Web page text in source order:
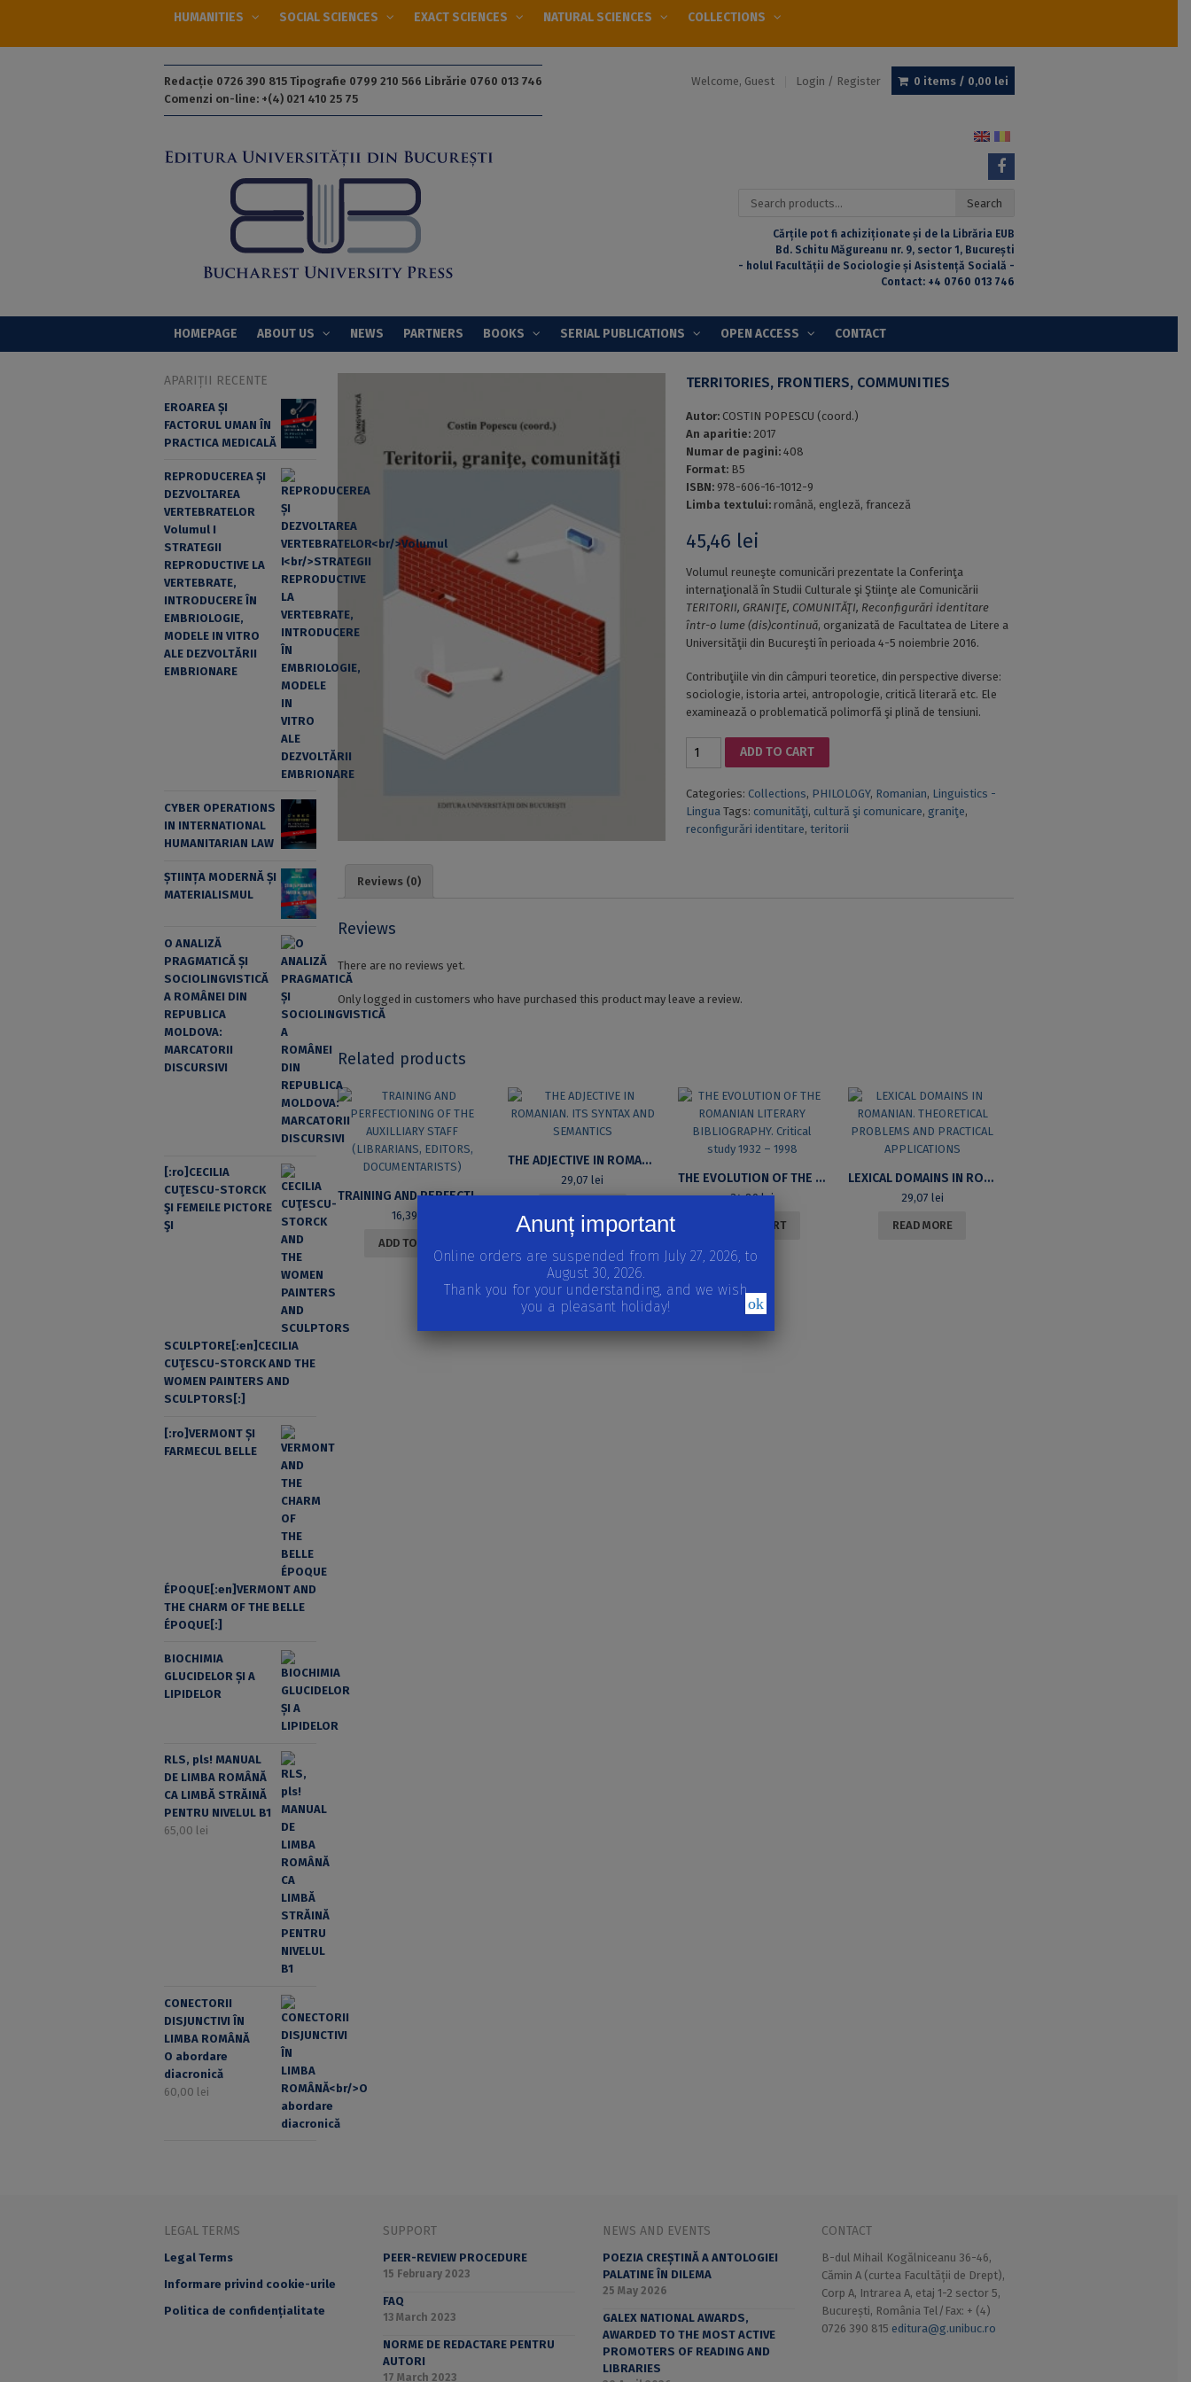
HUMANITIES SOCIAL SCIENCES EXACT SCIENCES NATURAL SCIENCES COLLECTIONS
Redacție 0726 390 815 Tipografie 0799 210 566 Librărie 0760 013 746
Comenzi on-line: +(4) 021 410 25 75
Welcome, Guest Login / Register 0 items / 0,00 lei
Search
Search
Cărțile pot fi achiziționate și de la Librăria EUB
Bd. Schitu Măgureanu nr. 9, sector 1, București
- holul Facultății de Sociologie și Asistență Socială -
Contact: +4 0760 013 746
HOMEPAGE ABOUT US NEWS PARTNERS BOOKS SERIAL PUBLICATIONS OPEN ACCESS CONTACT
TERRITORIES, FRONTIERS, COMMUNITIES
Autor: COSTIN POPESCU (coord.)
An aparitie: 2017
Numar de pagini:408
Format: B5
ISBN: 978-606-16-1012-9
Limba textului: română, engleză, franceză
45,46 lei
Volumul reuneşte comunicări prezentate la Conferinţa
internaţională în Studii Culturale şi Ştiinţe ale Comunicării
TERITORII, GRANIŢE, COMUNITĂŢI, Reconfigurări identitare
într-o lume (dis)continuă, organizată de Facultatea de Litere a
Universităţii din Bucureşti în perioada 4-5 noiembrie 2016.
Contribuţiile vin din câmpuri teoretice, din perspective diverse:
sociologie, istoria artei, antropologie, critică literară etc. Ele
examinează o problematică polimorfă şi plină de tensiuni.
TERRITORIES,
quantity
ADD TO CART
Categories: Collections, PHILOLOGY, Romanian, Linguistics -
Lingua Tags: comunităţi, cultură şi comunicare, graniţe,
reconfigurări identitare,teritorii
Reviews (0)
Reviews
There are no reviews yet.
Only logged in customers who have purchased this product may leave a review.
Related products
TRAINING AND PERFECTIONING OF THE AUXILLIARY STAFF (LIBRARIANS, EDITORS, DOCUMENTARISTS)
16,39
ADD TO CART
THE ADJECTIVE IN ROMANIAN. ITS SYNTAX AND SEMANTICS
29,07 lei THE EVOLUTION OF THE ROMANIAN LITERARY BIBLIOGRAPHY. CRITICAL STUDY 1932 – 1998
34,89lei
ADD TO CART
LEXICAL DOMAINS IN ROMANIAN. THEORETICAL PROBLEMS AND PRACTICAL APPLICATIONS
29,07 lei
READ MORE
APARIȚII RECENTE
EROAREA ȘI
FACTORUL UMAN ÎN
PRACTICA MEDICALĂ
REPRODUCEREA ȘI
DEZVOLTAREA
VERTEBRATELOR
Volumul I
STRATEGII
REPRODUCTIVE LA
VERTEBRATE,
INTRODUCERE ÎN
EMBRIOLOGIE,
MODELE IN VITRO
ALE DEZVOLTĂRII
EMBRIONARE
CYBER OPERATIONS
IN INTERNATIONAL
HUMANITARIAN LAW
ȘTIINȚA MODERNĂ ȘI
MATERIALISMUL
O ANALIZĂ
PRAGMATICĂ ȘI
SOCIOLINGVISTICĂ
A ROMÂNEI DIN
REPUBLICA
MOLDOVA:
MARCATORII
DISCURSIVI
[:ro]CECILIA
CUŢESCU-STORCK
ŞI FEMEILE PICTORE
ŞI
SCULPTORE[:en]CECILIA
CUŢESCU-STORCK AND THE
WOMEN PAINTERS AND
SCULPTORS[:]
[:ro]VERMONT ȘI
FARMECUL BELLE
ÉPOQUE[:en]VERMONT AND
THE CHARM OF THE BELLE
ÉPOQUE[:]
BIOCHIMIA
GLUCIDELOR ȘI A
LIPIDELOR
RLS, pls! MANUAL
DE LIMBA ROMÂNĂ
CA LIMBĂ STRĂINĂ
PENTRU NIVELUL B1
65,00 lei
CONECTORII
DISJUNCTIVI ÎN
LIMBA ROMÂNĂ
O abordare
diacronică
60,00 lei
LEGAL TERMS
Legal Terms
Informare privind cookie-urile
Politica de confidențialitate
SUPPORT
PEER-REVIEW PROCEDURE
15 February 2023
FAQ
13 March 2023
NORME DE REDACTARE PENTRU
AUTORI
17 March 2023
NEWS AND EVENTS
POEZIA CREȘTINĂ A ANTOLOGIEI
PALATINE ÎN DILEMA
25 May 2026
GALEX NATIONAL AWARDS,
AWARDED TO THE MOST ACTIVE
PROMOTERS OF READING AND
LIBRARIES
CONTACT
B-dul Mihail Kogălniceanu 36-46,
Cămin A (curtea Facultății de Drept),
Corp A, Intrarea A, etaj 1-2 sector 5,
București, România Tel/Fax: + (4)
0726 390 815 editura@g.unibuc.ro
Anunț important
Online orders are suspended from July 27, 2026, to
August 30, 2026.
Thank you for your understanding, and we wish
you a pleasant holiday!
ok